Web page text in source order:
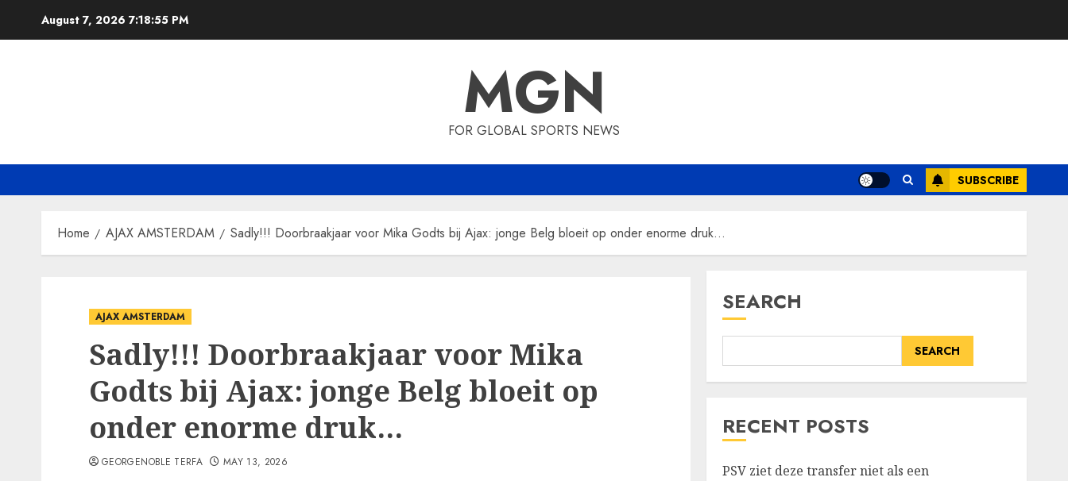
August 7, 2026 7:18:57 PM
MGN
FOR GLOBAL SPORTS NEWS
SUBSCRIBE
Home AJAX AMSTERDAM Sadly!!! Doorbraakjaar voor Mika Godts bij Ajax: jonge Belg bloeit op onder enorme druk…
AJAX AMSTERDAM
Sadly!!! Doorbraakjaar voor Mika
Godts bij Ajax: jonge Belg bloeit op
onder enorme druk…
GEORGENOBLE TERFA MAY 13, 2026
SEARCH
SEARCH
RECENT POSTS
PSV ziet deze transfer niet als een